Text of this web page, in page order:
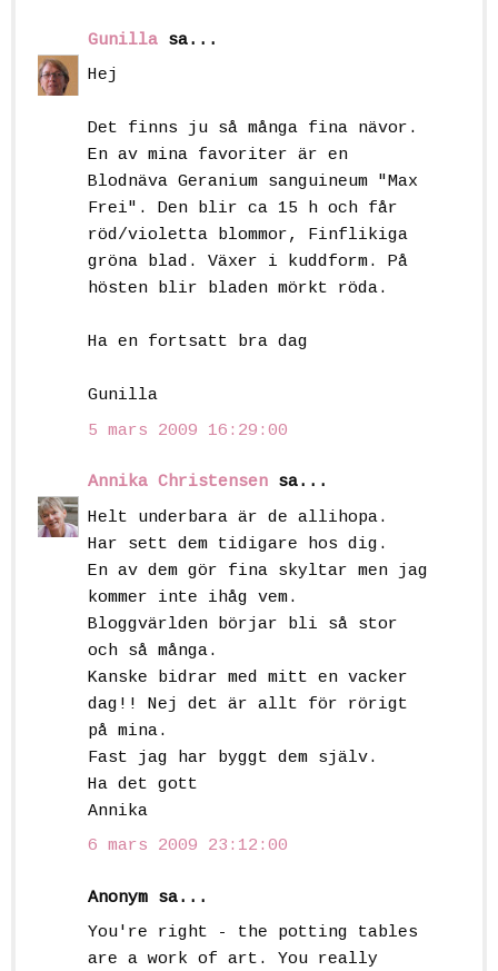
Gunilla sa...
Hej
Det finns ju så många fina nävor.
En av mina favoriter är en
Blodnäva Geranium sanguineum "Max
Frei". Den blir ca 15 h och får
röd/violetta blommor, Finflikiga
gröna blad. Växer i kuddform. På
hösten blir bladen mörkt röda.
Ha en fortsatt bra dag
Gunilla
5 mars 2009 16:29:00
Annika Christensen sa...
Helt underbara är de allihopa.
Har sett dem tidigare hos dig.
En av dem gör fina skyltar men jag
kommer inte ihåg vem.
Bloggvärlden börjar bli så stor
och så många.
Kanske bidrar med mitt en vacker
dag!! Nej det är allt för rörigt
på mina.
Fast jag har byggt dem själv.
Ha det gott
Annika
6 mars 2009 23:12:00
Anonym sa...
You're right - the potting tables
are a work of art. You really